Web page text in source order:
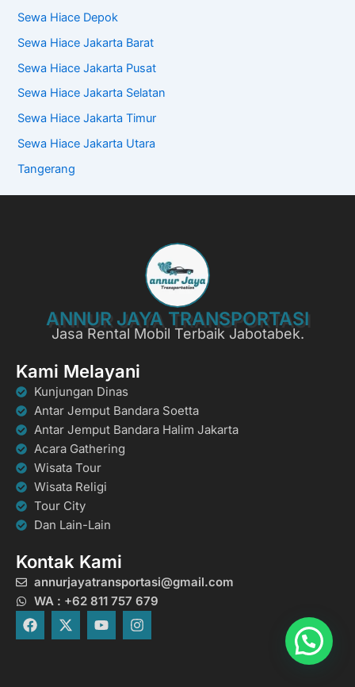
Sewa Hiace Depok
Sewa Hiace Jakarta Barat
Sewa Hiace Jakarta Pusat
Sewa Hiace Jakarta Selatan
Sewa Hiace Jakarta Timur
Sewa Hiace Jakarta Utara
Tangerang
ANNUR JAYA TRANSPORTASI
Jasa Rental Mobil Terbaik Jabotabek.
Kami Melayani
Kunjungan Dinas
Antar Jemput Bandara Soetta
Antar Jemput Bandara Halim Jakarta
Acara Gathering
Wisata Tour
Wisata Religi
Tour City
Dan Lain-Lain
Kontak Kami
annurjayatransportasi@gmail.com
WA : +62 811 757 679
F
a
X
-
Y
o
I
n